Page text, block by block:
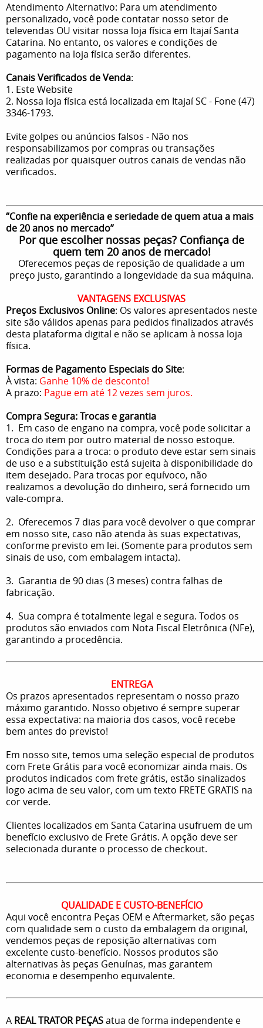
Atendimento Alternativo: Para um atendimento
personalizado, você pode contatar nosso setor de
televendas OU visitar nossa loja física em Itajaí Santa
Catarina. No entanto, os valores e condições de
pagamento na loja física serão diferentes.
Canais Verificados de Venda:
1. Este Website
2. Nossa loja física está localizada em Itajaí SC - Fone (47)
3346-1793.
Evite golpes ou anúncios falsos - Não nos
responsabilizamos por compras ou transações
realizadas por quaisquer outros canais de vendas não
verificados.
“Confie na experiência e seriedade de quem atua a mais
de 20 anos no mercado”
Por que escolher nossas peças? Confiança de
quem tem 20 anos de mercado!
Oferecemos peças de reposição de qualidade a um
preço justo, garantindo a longevidade da sua máquina.
VANTAGENS EXCLUSIVAS
Preços Exclusivos Online: Os valores apresentados neste
site são válidos apenas para pedidos finalizados através
desta plataforma digital e não se aplicam à nossa loja
física.
Formas de Pagamento Especiais do Site:
À vista: Ganhe 10% de desconto!
A prazo: Pague em até 12 vezes sem juros.
Compra Segura: Trocas e garantia
1. Em caso de engano na compra, você pode solicitar a
troca do item por outro material de nosso estoque.
Condições para a troca: o produto deve estar sem sinais
de uso e a substituição está sujeita à disponibilidade do
item desejado. Para trocas por equívoco, não
realizamos a devolução do dinheiro, será fornecido um
vale-compra.
2. Oferecemos 7 dias para você devolver o que comprar
em nosso site, caso não atenda às suas expectativas,
conforme previsto em lei. (Somente para produtos sem
sinais de uso, com embalagem intacta).
3. Garantia de 90 dias (3 meses) contra falhas de
fabricação.
4. Sua compra é totalmente legal e segura. Todos os
produtos são enviados com Nota Fiscal Eletrônica (NFe),
garantindo a procedência.
ENTREGA
Os prazos apresentados representam o nosso prazo
máximo garantido. Nosso objetivo é sempre superar
essa expectativa: na maioria dos casos, você recebe
bem antes do previsto!
Em nosso site, temos uma seleção especial de produtos
com Frete Grátis para você economizar ainda mais. Os
produtos indicados com frete grátis, estão sinalizados
logo acima de seu valor, com um texto FRETE GRATIS na
cor verde.
Clientes localizados em Santa Catarina usufruem de um
benefício exclusivo de Frete Grátis. A opção deve ser
selecionada durante o processo de checkout.
QUALIDADE E CUSTO-BENEFÍCIO
Aqui você encontra Peças OEM e Aftermarket, são peças
com qualidade sem o custo da embalagem da original,
vendemos peças de reposição alternativas com
excelente custo-benefício. Nossos produtos são
alternativas às peças Genuínas, mas garantem
economia e desempenho equivalente.
A REAL TRATOR PEÇASatua de forma independente e